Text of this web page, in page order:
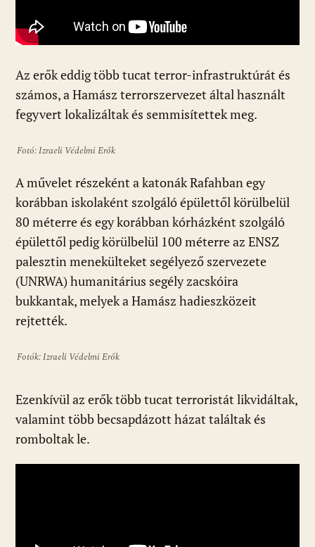
Az erők eddig több tucat terror-infrastruktúrát és
számos, a Hamász terrorszervezet által használt
fegyvert lokalizáltak és semmisítettek meg.
Fotó: Izraeli Védelmi Erők
A művelet részeként a katonák Rafahban egy
korábban iskolaként szolgáló épülettől körülbelül
80 méterre és egy korábban kórházként szolgáló
épülettől pedig körülbelül 100 méterre az ENSZ
palesztin menekülteket segélyező szervezete
(UNRWA) humanitárius segély zacskóira
bukkantak, melyek a Hamász hadieszközeit
rejtették.
Fotók: Izraeli Védelmi Erők
Ezenkívül az erők több tucat terroristát likvidáltak,
valamint több becsapdázott házat találtak és
romboltak le.